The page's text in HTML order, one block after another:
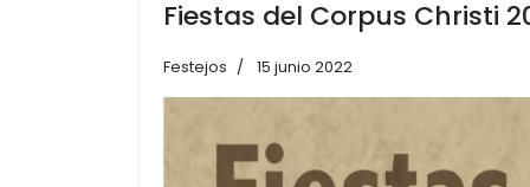
Fiestas del Corpus Christi
Festejos 15 junio 2022